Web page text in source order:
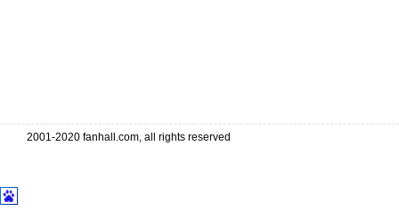
2001-2020 fanhall.com, all rights reserved